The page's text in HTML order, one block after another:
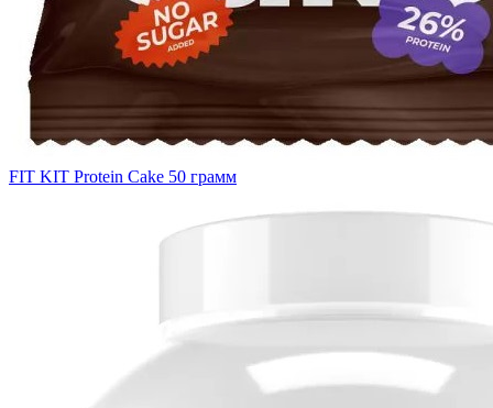
FIT KIT Protein Cake 50 грамм